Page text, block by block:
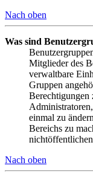
Nach oben
Was sind
Mitglieder des
verwaltbare
Gruppen
Berechtigungen
einmal zu
Bereichs zu
Nach oben